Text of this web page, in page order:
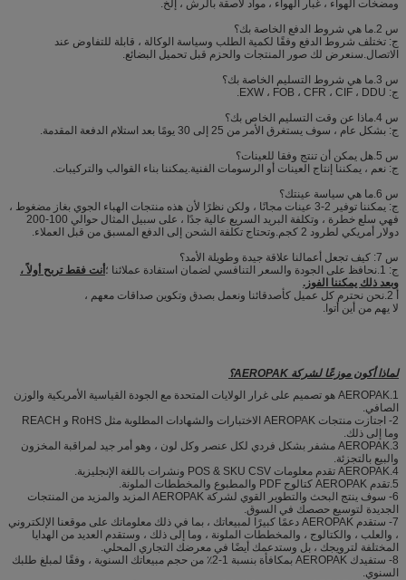
ومضخات الهواء ، غبار الهواء ، مواد لاصقة بالرش ، إلخ.
س 2.ما هي شروط الدفع الخاصة بك؟
ج: تختلف شروط الدفع وفقًا لكمية الطلب وسياسة الوكالة ، قابلة للتفاوض عند
الاتصال.سنعرض لك صور المنتجات والحزم قبل تحميل البضائع.
س 3.ما هي شروط التسليم الخاصة بك؟
ج: EXW ، FOB ، CFR ، CIF ، DDU.
س 4.ماذا عن وقت التسليم الخاص بك؟
ج: بشكل عام ، سوف يستغرق الأمر من 25 إلى 30 يومًا بعد استلام الدفعة المقدمة.
س 5.هل يمكن أن تنتج وفقا للعينات؟
ج: نعم ، يمكننا إنتاج العينات أو الرسومات الفنية.يمكننا بناء القوالب والتركيبات.
س 6.ما هي سياسة عينتك؟
ج: يمكننا توفير 2-3 عينات مجانًا ، ولكن نظرًا لأن هذه منتجات الهباء الجوي بغاز مضغوط ،
فهي سلع خطرة ، وتكلفة البريد السريع عالية جدًا ، على سبيل المثال حوالي 100-200
دولار أمريكي لطرود 2 كجم.وتحتاج تكلفة الشحن إلى الدفع المسبق من قبل العملاء.
س 7: كيف تجعل أعمالنا علاقة جيدة وطويلة الأمد؟
ج: 1.نحافظ على الجودة والسعر التنافسي لضمان استفادة عملائنا ؛
أنت فقط تربح أولاً ،
وبعد ذلك يمكننا الفوز.
لا يهم من أين أتوا.
لماذا أكون موزعًا لشركة AEROPAK؟
1.AEROPAK هو تصميم على غرار الولايات المتحدة مع الجودة القياسية الأمريكية والوزن
الصافي.
2- اجتازت منتجات AEROPAK الاختبارات والشهادات المطلوبة مثل RoHS و REACH
وما إلى ذلك.
3.AEROPAK مشفر بشكل فردي لكل عنصر وكل لون ، وهو أمر جيد لمراقبة المخزون
والبيع بالتجزئة.
4.AEROPAK تقدم معلومات POS & SKU CSV ونشرات باللغة الإنجليزية.
5.تقدم AEROPAK كتالوج PDF والمطبوع والمخططات الملونة.
6- سوف ينتج البحث والتطوير القوي لشركة AEROPAK المزيد والمزيد من المنتجات
الجديدة لتوسيع حصصك في السوق.
7- ستقدم AEROPAK دعمًا كبيرًا لمبيعاتك ، بما في ذلك معلوماتك على موقعنا الإلكتروني
، والعلب ، والكتالوج ، والمخططات الملونة ، وما إلى ذلك ، وستقدم العديد من الهدايا
المختلفة لترويجك ، بل وستدعمك أيضًا في معرضك التجاري المحلي.
8- ستفيدك AEROPAK بمكافأة بنسبة 1-2٪ من حجم مبيعاتك السنوية ، وفقًا لمبلغ طلبك
السنوي.